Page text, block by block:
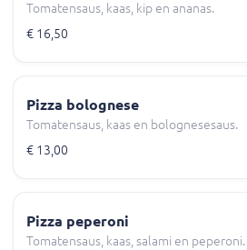
Tomatensaus, kaas, kip en ananas.
€ 16,50
Pizza bolognese
Tomatensaus, kaas en bolognesesaus.
€ 13,00
Pizza peperoni
Tomatensaus, kaas, salami en peperoni.